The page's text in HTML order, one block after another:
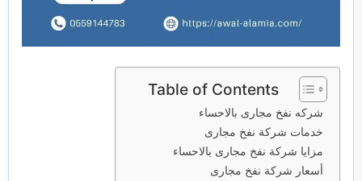
Table of Contents
شركه نفخ مجارى بالاحساء
خدمات شركة نفخ مجارى
مزايا شركة نفخ مجارى بالاحساء
أسعار شركة نفخ مجارى